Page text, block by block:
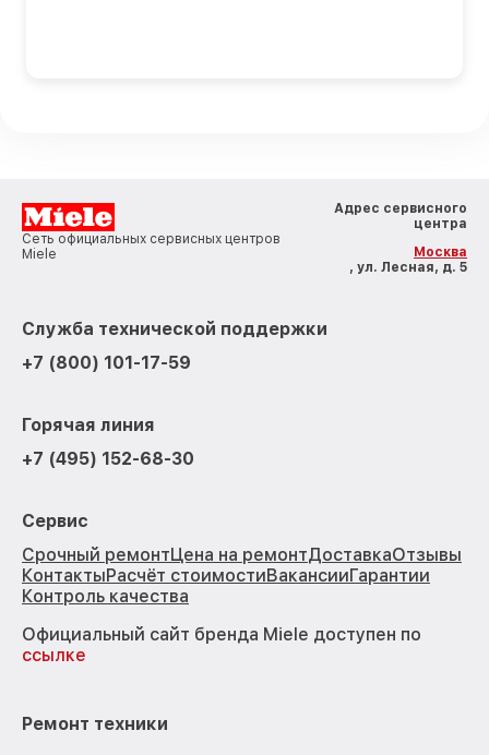
Сеть официальных сервисных центров
Miele
Адрес сервисного
центра
Москва
, ул. Лесная, д. 5
Служба технической поддержки
+7 (800) 101-17-59
Горячая линия
+7 (495) 152-68-30
Сервис
Срочный ремонтЦена на ремонтДоставкаОтзывы
КонтактыРасчёт стоимостиВакансииГарантии
Контроль качества
Официальный сайт бренда Miele доступен по
ссылке
Ремонт техники